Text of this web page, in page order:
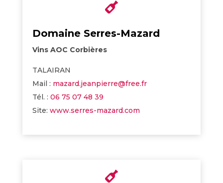

Domaine Serres-Mazard
Vins AOC Corbières
TALAIRAN
Mail : mazard.jeanpierre@free.fr
Tél. : 06 75 07 48 39
Site: www.serres-mazard.com
